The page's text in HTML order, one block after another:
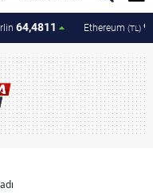
64,4811 Ethereum (TL)